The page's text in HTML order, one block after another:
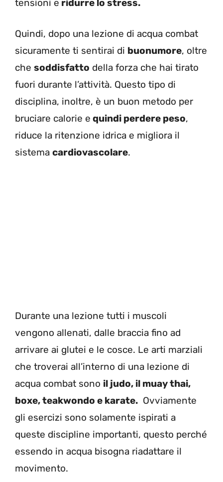
tensioni e ridurre lo stress.
Quindi, dopo una lezione di acqua combat
sicuramente ti sentirai di buonumore, oltre
che soddisfatto della forza che hai tirato
fuori durante l’attività. Questo tipo di
disciplina, inoltre, è un buon metodo per
bruciare calorie e quindi perdere peso,
riduce la ritenzione idrica e migliora il
sistema cardiovascolare.
Durante una lezione tutti i muscoli
vengono allenati, dalle braccia fino ad
arrivare ai glutei e le cosce. Le arti marziali
che troverai all’interno di una lezione di
acqua combat sono il judo, il muay thai,
boxe, teakwondo e karate. Ovviamente
gli esercizi sono solamente ispirati a
queste discipline importanti, questo perché
essendo in acqua bisogna riadattare il
movimento.